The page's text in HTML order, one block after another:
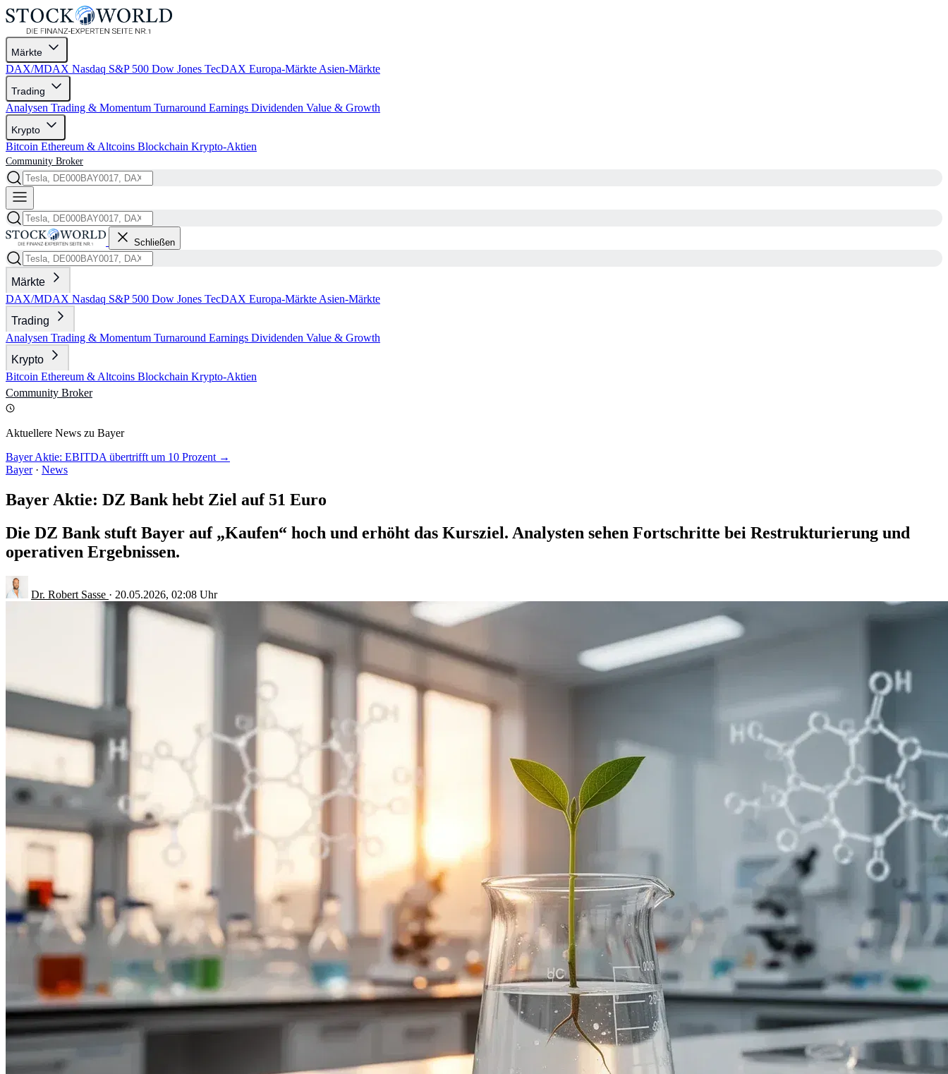
Märkte
DAX/MDAX Nasdaq S&P 500 Dow Jones TecDAX Europa-Märkte Asien-Märkte
Trading
Analysen Trading & Momentum Turnaround Earnings Dividenden Value & Growth
Krypto
Bitcoin Ethereum & Altcoins Blockchain Krypto-Aktien
Community Broker
Schließen
Märkte
DAX/MDAX Nasdaq S&P 500 Dow Jones TecDAX Europa-Märkte Asien-Märkte
Trading
Analysen Trading & Momentum Turnaround Earnings Dividenden Value & Growth
Krypto
Bitcoin Ethereum & Altcoins Blockchain Krypto-Aktien
Community Broker
Aktuellere News zu Bayer
Bayer Aktie: EBITDA übertrifft um 10 Prozent →
Bayer · News
Bayer Aktie: DZ Bank hebt Ziel auf 51 Euro
Die DZ Bank stuft Bayer auf „Kaufen“ hoch und erhöht das Kursziel. Analysten sehen Fortschritte bei Restrukturierung und
operativen Ergebnissen.
Dr. Robert Sasse · 20.05.2026, 02:08 Uhr